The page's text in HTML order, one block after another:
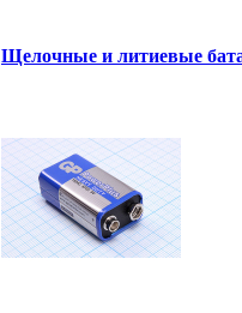
Щелочные и литиевые